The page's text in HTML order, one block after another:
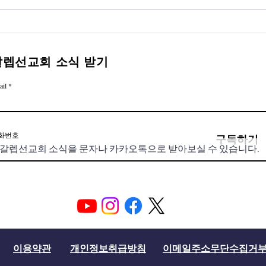
선교회 소식 받기
구독하기
번호
이용약관 개인정보취급방침 이메일주소무단수집거